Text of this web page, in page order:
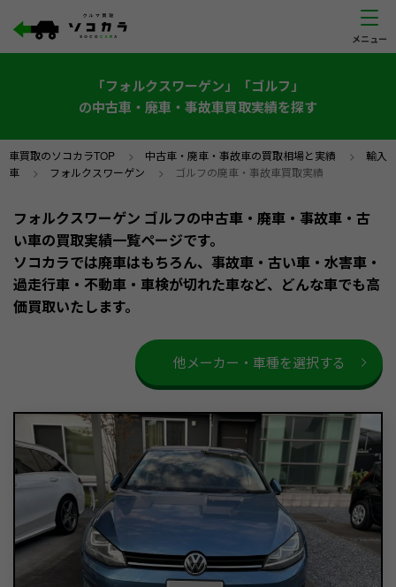
「フォルクスワーゲン」「ゴルフ」
の中古車・廃車・事故車買取実績を探す
車買取のソコカラTOP > 中古車・廃車・事故車の買取相場と実績 > 輸入
車 > フォルクスワーゲン > ゴルフの廃車・事故車買取実績
フォルクスワーゲン ゴルフの中古車・廃車・事故車・古
い車の買取実績一覧ページです。
ソコカラでは廃車はもちろん、事故車・古い車・水害車・
過走行車・不動車・車検が切れた車など、どんな車でも高
価買取いたします。
他メーカー・車種を選択する